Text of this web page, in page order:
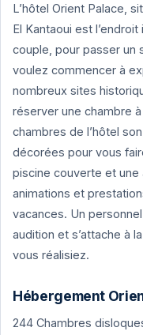
L’hôtel Orient Palace,
El Kantaoui est
couple, pour passer un
voulez commencer à
nombreux sites
réserver une chambre
chambres de l’hôtel
décorées pour vous
piscine couverte et une
animations et
vacances. Un
audition et s’attache à
vous réalisiez.
Hébergement
244 Chambres